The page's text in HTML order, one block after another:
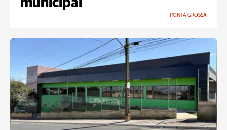
municipal
PONTA GROSSA